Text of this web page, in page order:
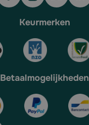
Keurmerken
Betaalmogelijkheden